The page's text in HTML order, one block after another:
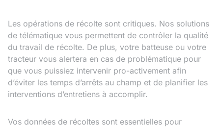
Les opérations de récolte sont critiques. Nos solutions
de télématique vous permettent de contrôler la qualité
du travail de récolte. De plus, votre batteuse ou votre
tracteur vous alertera en cas de problématique pour
que vous puissiez intervenir pro-activement afin
d’éviter les temps d’arrêts au champ et de planifier les
interventions d’entretiens à accomplir.
Vos données de récoltes sont essentielles pour